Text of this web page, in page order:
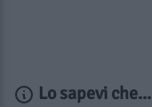
Lo sapevi che...